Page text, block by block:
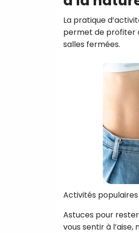
La pratique
permet de profiter
salles fermées.
Activités
Astuces pour
vous sentir à